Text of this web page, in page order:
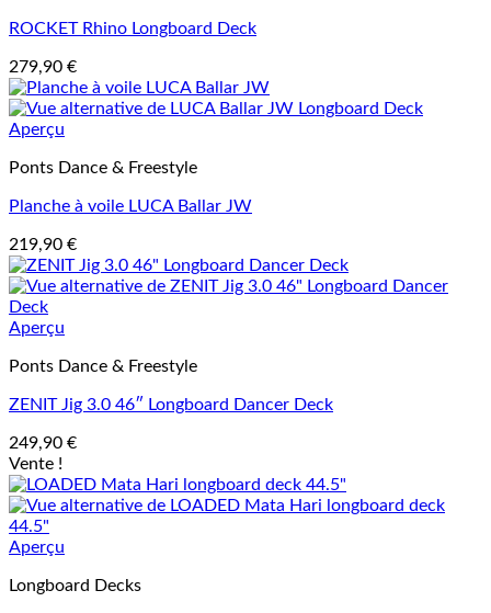
ROCKET Rhino Longboard Deck
279,90 €
Aperçu
Ponts Dance & Freestyle
Planche à voile LUCA Ballar JW
219,90 €
Aperçu
Ponts Dance & Freestyle
ZENIT Jig 3.0 46″ Longboard Dancer Deck
249,90 €
Vente !
Aperçu
Longboard Decks